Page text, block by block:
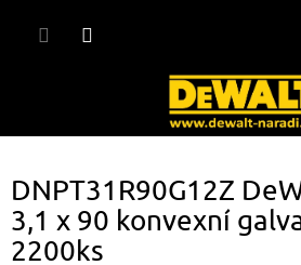
DNPT31R90G12Z
3,1 x 90 konvexní
2200ks